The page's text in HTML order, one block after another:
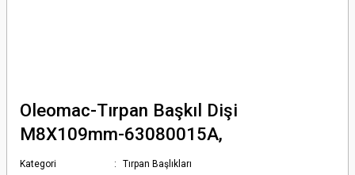
Oleomac-Tırpan Başkıl Dişi
M8X109mm-63080015A,
Kategori
Tırpan Başlıkları